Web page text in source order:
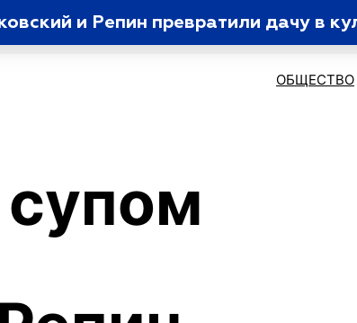
и Репин превратили дачу в
ОБЩЕСТВО